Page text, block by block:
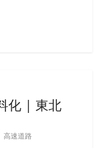
化 | 東北
高速道路